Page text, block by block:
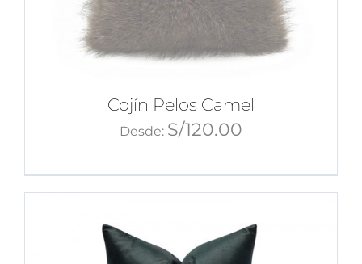
Cojín Pelos Camel
Desde: S/120.00